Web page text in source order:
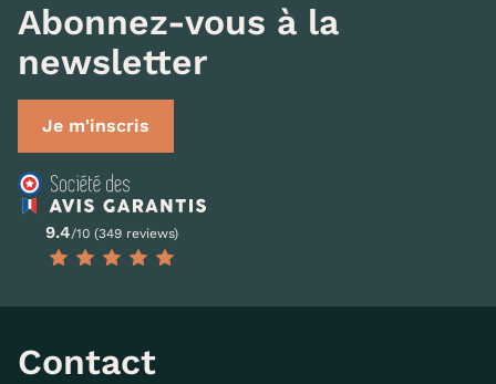
Abonnez-vous à la
newsletter
Je m'inscris
9.4/10 (349 reviews)
Contact